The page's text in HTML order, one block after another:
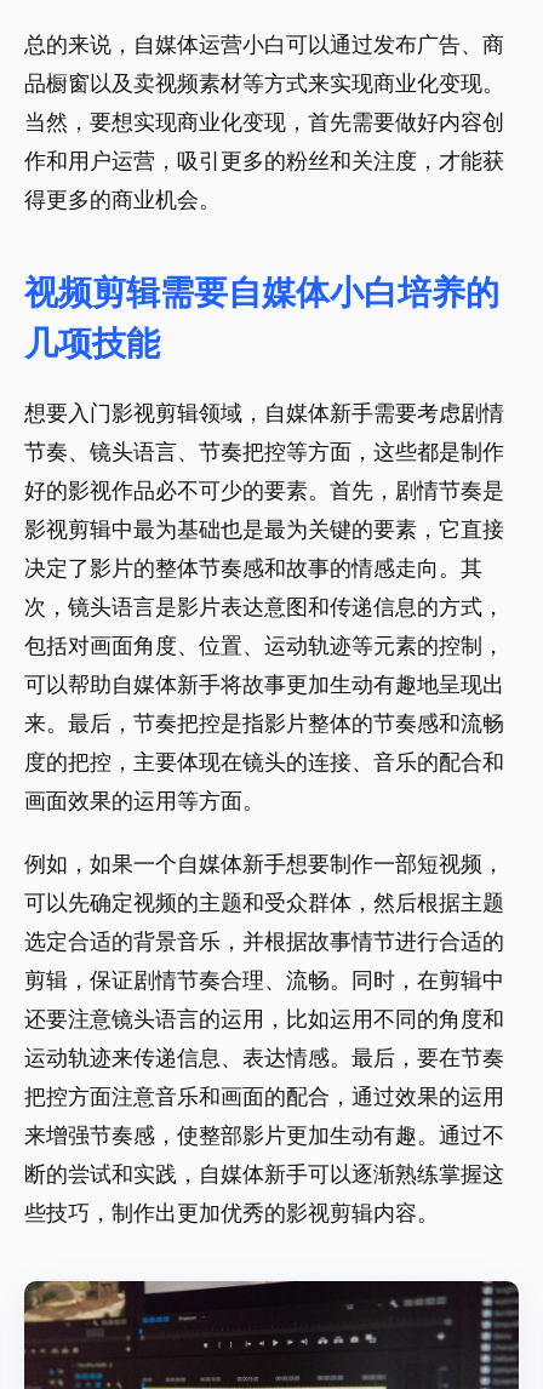
总的来说，自媒体运营小白可以通过发布广告、商
品橱窗以及卖视频素材等方式来实现商业化变现。
当然，要想实现商业化变现，首先需要做好内容创
作和用户运营，吸引更多的粉丝和关注度，才能获
得更多的商业机会。
视频剪辑需要自媒体小白培养的
几项技能
想要入门影视剪辑领域，自媒体新手需要考虑剧情
节奏、镜头语言、节奏把控等方面，这些都是制作
好的影视作品必不可少的要素。首先，剧情节奏是
影视剪辑中最为基础也是最为关键的要素，它直接
决定了影片的整体节奏感和故事的情感走向。其
次，镜头语言是影片表达意图和传递信息的方式，
包括对画面角度、位置、运动轨迹等元素的控制，
可以帮助自媒体新手将故事更加生动有趣地呈现出
来。最后，节奏把控是指影片整体的节奏感和流畅
度的把控，主要体现在镜头的连接、音乐的配合和
画面效果的运用等方面。
例如，如果一个自媒体新手想要制作一部短视频，
可以先确定视频的主题和受众群体，然后根据主题
选定合适的背景音乐，并根据故事情节进行合适的
剪辑，保证剧情节奏合理、流畅。同时，在剪辑中
还要注意镜头语言的运用，比如运用不同的角度和
运动轨迹来传递信息、表达情感。最后，要在节奏
把控方面注意音乐和画面的配合，通过效果的运用
来增强节奏感，使整部影片更加生动有趣。通过不
断的尝试和实践，自媒体新手可以逐渐熟练掌握这
些技巧，制作出更加优秀的影视剪辑内容。